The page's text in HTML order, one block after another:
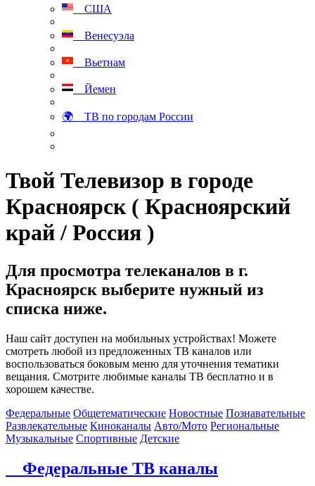
США
Венесуэла
Вьетнам
Йемен
🌍 ТВ по городам России
Твой Телевизор в городе
Красноярск ( Красноярский
край / Россия )
Для просмотра телеканалов в г.
Красноярск выберите нужный из
списка ниже.
Наш сайт доступен на мобильных устройствах! Можете
смотреть любой из предложенных ТВ каналов или
воспользоваться боковым меню для уточнения тематики
вещания. Смотрите любимые каналы ТВ бесплатно и в
хорошем качестве.
Федеральные Общетематические Новостные Познавательные
Развлекательные Киноканалы Авто/Мото Региональные
Музыкальные Спортивные Детские
Федеральные ТВ каналы